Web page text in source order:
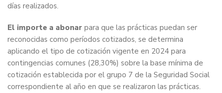
días realizados.
El importe a abonar para que las prácticas puedan ser
reconocidas como períodos cotizados, se determina
aplicando el tipo de cotización vigente en 2024 para
contingencias comunes (28,30%) sobre la base mínima de
cotización establecida por el grupo 7 de la Seguridad Social
correspondiente al año en que se realizaron las prácticas.